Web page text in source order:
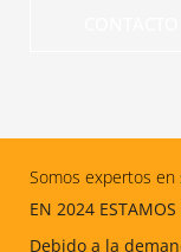
Somos expertos en
EN 2024 ESTAMOS
Debido a la